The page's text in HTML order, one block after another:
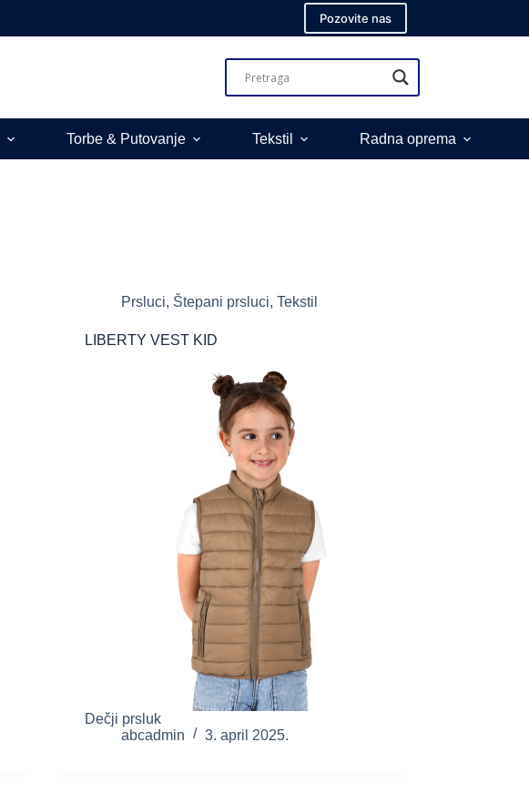
Pozovite nas
Torbe & Putovanje Tekstil Radna oprema
Prsluci, Štepani prsluci,Tekstil
LIBERTY VEST KID
Dečji prsluk
abcadmin
3. april 2025.